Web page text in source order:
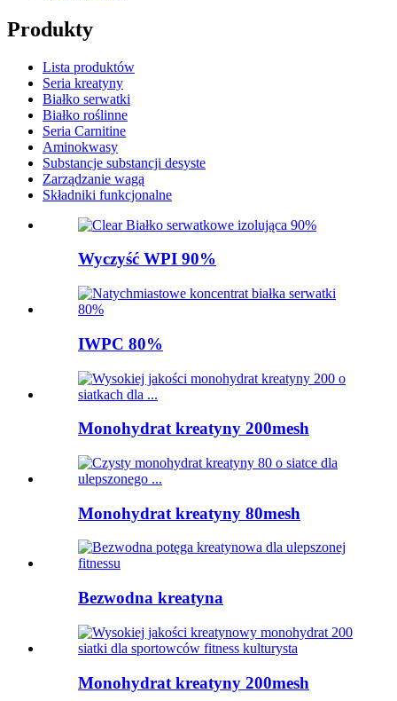
Produkty
Lista produktów
Seria kreatyny
Białko serwatki
Białko roślinne
Seria Carnitine
Aminokwasy
Substancje substancji desyste
Zarządzanie wagą
Składniki funkcjonalne
Wyczyść WPI 90%
IWPC 80%
Monohydrat kreatyny 200mesh
Monohydrat kreatyny 80mesh
Bezwodna kreatyna
Monohydrat kreatyny 200mesh